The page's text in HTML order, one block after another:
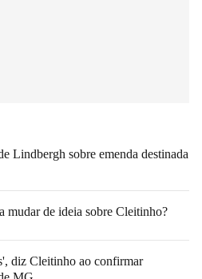
Lindbergh sobre emenda destinada
mudar de ideia sobre Cleitinho?
diz Cleitinho ao confirmar